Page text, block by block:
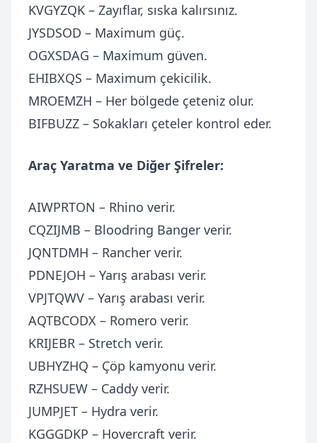
KVGYZQK – Zayıflar, sıska kalırsınız.
JYSDSOD – Maximum güç.
OGXSDAG – Maximum güven.
EHIBXQS – Maximum çekicilik.
MROEMZH – Her bölgede çeteniz olur.
BIFBUZZ – Sokakları çeteler kontrol eder.
Araç Yaratma ve Diğer Şifreler:
AIWPRTON – Rhino verir.
CQZIJMB – Bloodring Banger verir.
JQNTDMH – Rancher verir.
PDNEJOH – Yarış arabası verir.
VPJTQWV – Yarış arabası verir.
AQTBCODX – Romero verir.
KRIJEBR – Stretch verir.
UBHYZHQ – Çöp kamyonu verir.
RZHSUEW – Caddy verir.
JUMPJET – Hydra verir.
KGGGDKP – Hovercraft verir.